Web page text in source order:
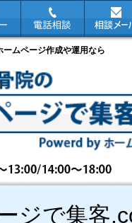
ムページ作成や運用なら
ジで集客